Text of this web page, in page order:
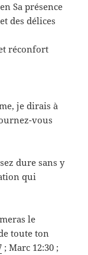
Sa présence
des délices
réconfort
je dirais à
vous
dure sans y
qui
le
toute ton
; Marc 12:30 ;